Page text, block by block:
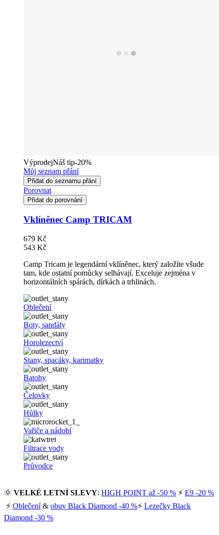
VýprodejNáš tip-20%
Můj seznam přání
Přidat do seznamu přání
Porovnat
Přidat do porovnání
Vklíněnec Camp TRICAM
679 Kč
543 Kč
Camp Tricam je legendární vklíněnec, který založíte všude
tam, kde ostatní pomůcky selhávají. Exceluje zejména v
horizontálních spárách, dírkách a trhlinách.
Oblečení
Boty, sandály
Horolezectví
Stany, spacáky, karimatky
Batohy
Čelovky
Hůlky
Vařiče a nádobí
Filtrace vody
Průvodce
🌞 VELKÉ LETNÍ SLEVY: HIGH POINT až -50 % ⚡ E9 -20 %
⚡ Oblečení& obuv Black Diamond -40 %⚡ Lezečky Black
Diamond -30 %